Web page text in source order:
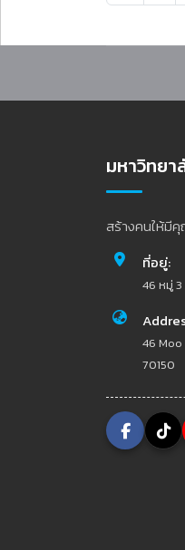
มหาวิทย
สร้างคนให้มี
ที่อยู่:
46 หมู่
46
70150